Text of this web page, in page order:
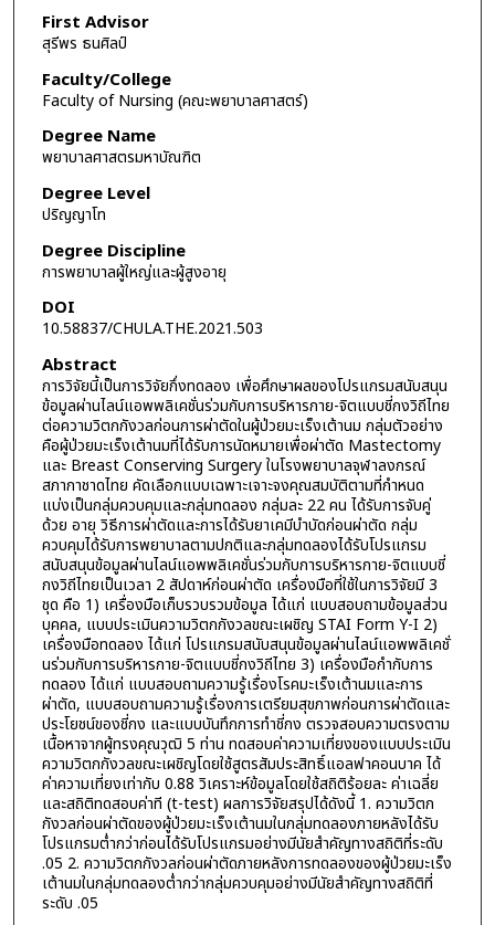
First Advisor
สุรีพร ธนศิลป์
Faculty/College
Faculty of Nursing (คณะพยาบาลศาสตร์)
Degree Name
พยาบาลศาสตรมหาบัณฑิต
Degree Level
ปริญญาโท
Degree Discipline
การพยาบาลผู้ใหญ่และผู้สูงอายุ
DOI
10.58837/CHULA.THE.2021.503
Abstract
การวิจัยนี้เป็นการวิจัยกึ่งทดลอง เพื่อศึกษาผลของโปรแกรมสนับสนุน
ข้อมูลผ่านไลน์แอพพลิเคชั่นร่วมกับการบริหารกาย-จิตแบบชี่กงวิถีไทย
ต่อความวิตกกังวลก่อนการผ่าตัดในผู้ป่วยมะเร็งเต้านม กลุ่มตัวอย่าง
คือผู้ป่วยมะเร็งเต้านมที่ได้รับการนัดหมายเพื่อผ่าตัด Mastectomy
และ Breast Conserving Surgery ในโรงพยาบาลจุฬาลงกรณ์
สภากาชาดไทย คัดเลือกแบบเฉพาะเจาะจงคุณสมบัติตามที่กำหนด
แบ่งเป็นกลุ่มควบคุมและกลุ่มทดลอง กลุ่มละ 22 คน ได้รับการจับคู่
ด้วย อายุ วิธีการผ่าตัดและการได้รับยาเคมีบำบัดก่อนผ่าตัด กลุ่ม
ควบคุมได้รับการพยาบาลตามปกติและกลุ่มทดลองได้รับโปรแกรม
สนับสนุนข้อมูลผ่านไลน์แอพพลิเคชั่นร่วมกับการบริหารกาย-จิตแบบชี่
กงวิถีไทยเป็นเวลา 2 สัปดาห์ก่อนผ่าตัด เครื่องมือที่ใช้ในการวิจัยมี 3
ชุด คือ 1) เครื่องมือเก็บรวบรวมข้อมูล ได้แก่ แบบสอบถามข้อมูลส่วน
บุคคล, แบบประเมินความวิตกกังวลขณะเผชิญ STAI Form Y-I 2)
เครื่องมือทดลอง ได้แก่ โปรแกรมสนับสนุนข้อมูลผ่านไลน์แอพพลิเคชั่
นร่วมกับการบริหารกาย-จิตแบบชี่กงวิถีไทย 3) เครื่องมือกำกับการ
ทดลอง ได้แก่ แบบสอบถามความรู้เรื่องโรคมะเร็งเต้านมและการ
ผ่าตัด, แบบสอบถามความรู้เรื่องการเตรียมสุขภาพก่อนการผ่าตัดและ
ประโยชน์ของชี่กง และแบบบันทึกการทำชี่กง ตรวจสอบความตรงตาม
เนื้อหาจากผู้ทรงคุณวุฒิ 5 ท่าน ทดสอบค่าความเที่ยงของแบบประเมิน
ความวิตกกังวลขณะเผชิญโดยใช้สูตรสัมประสิทธิ์แอลฟาคอนบาค ได้
ค่าความเที่ยงเท่ากับ 0.88 วิเคราะห์ข้อมูลโดยใช้สถิติร้อยละ ค่าเฉลี่ย
และสถิติทดสอบค่าที (t-test) ผลการวิจัยสรุปได้ดังนี้ 1. ความวิตก
กังวลก่อนผ่าตัดของผู้ป่วยมะเร็งเต้านมในกลุ่มทดลองภายหลังได้รับ
โปรแกรมต่ำกว่าก่อนได้รับโปรแกรมอย่างมีนัยสำคัญทางสถิติที่ระดับ
.05 2. ความวิตกกังวลก่อนผ่าตัดภายหลังการทดลองของผู้ป่วยมะเร็ง
เต้านมในกลุ่มทดลองต่ำกว่ากลุ่มควบคุมอย่างมีนัยสำคัญทางสถิติที่
ระดับ .05